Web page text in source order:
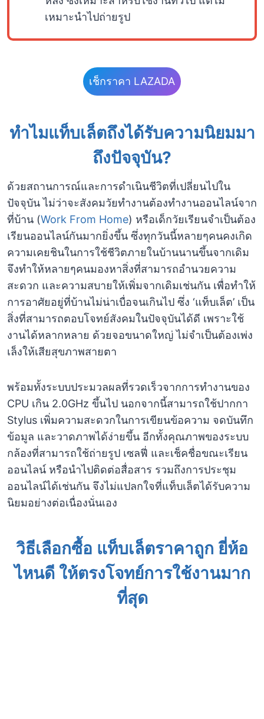
เหมาะนำไปถ่ายรูป
เช็กราคา LAZADA
ทำไมแท็บเล็ตถึงได้รับความนิยมมา
ถึงปัจจุบัน?
ด้วยสถานการณ์และการดำเนินชีวิตที่เปลี่ยนไปใน
ปัจจุบัน ไม่ว่าจะสังคมวัยทำงานต้องทำงานออนไลน์จาก
ที่บ้าน (Work From Home) หรือเด็กวัยเรียนจำเป็นต้อง
เรียนออนไลน์กันมากยิ่งขึ้น ซึ่งทุกวันนี้หลายๆคนคงเกิด
ความเคยชินในการใช้ชีวิตภายในบ้านนานขึ้นจากเดิม
จึงทำให้หลายๆคนมองหาสิ่งที่สามารถอำนวยความ
สะดวก และความสบายให้เพิ่มจากเดิมเช่นกัน เพื่อทำให้
การอาศัยอยู่ที่บ้านไม่น่าเบื่อจนเกินไป ซึ่ง ‘แท็บเล็ต’ เป็น
สิ่งที่สามารถตอบโจทย์สังคมในปัจจุบันได้ดี เพราะใช้
งานได้หลากหลาย ด้วยจอขนาดใหญ่ ไม่จำเป็นต้องเพ่ง
เล็งให้เสียสุขภาพสายตา
พร้อมทั้งระบบประมวลผลที่รวดเร็วจากการทำงานของ
CPU เกิน 2.0GHz ขึ้นไป นอกจากนี้สามารถใช้ปากกา
Stylus เพิ่มความสะดวกในการเขียนข้อความ จดบันทึก
ข้อมูล และวาดภาพได้ง่ายขึ้น อีกทั้งคุณภาพของระบบ
กล้องที่สามารถใช้ถ่ายรูป เซลฟี่ และเช็คชื่อขณะเรียน
ออนไลน์ หรือนำไปติดต่อสื่อสาร รวมถึงการประชุม
ออนไลน์ได้เช่นกัน จึงไม่แปลกใจที่แท็บเล็ตได้รับความ
นิยมอย่างต่อเนื่องนั่นเอง
วิธีเลือกซื้อ แท็บเล็ตราคาถูก ยี่ห้อ
ไหนดี ให้ตรงโจทย์การใช้งานมาก
ที่สุด